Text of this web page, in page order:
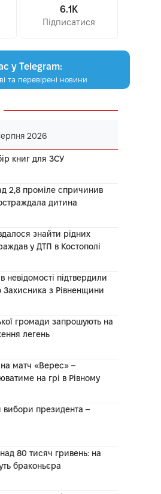
6.1K
Підписатися
у Telegram:
та перевірені новини
2026
книг для ЗСУ
2,8 проміле спричинив
дитина
знайти рідних
у ДТП в Костополі
невідомості підтвердили
Захисника з Рівненщини
громади запрошують на
легень
матч «Верес» –
на грі в Рівному
президента –
80 тисяч гривень: на
браконьєра